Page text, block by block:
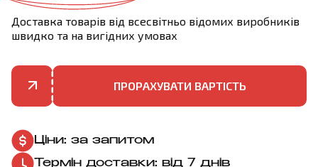
Доставка товарів від всесвітньо відомих виробників
швидко та на вигідних умовах
ПРОРАХУВАТИ ВАРТІСТЬ
Ціни: за запитом
Термін доставки: від 7 днів